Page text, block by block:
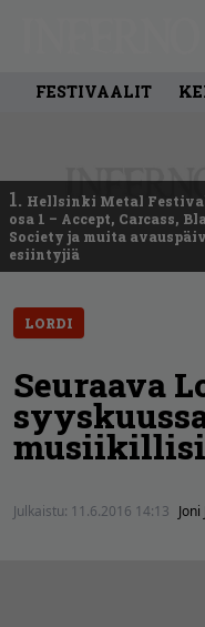
FESTIVAALIT
1. Hellsinki Metal
osa 1 – Accept, Carcass,
Society ja muita
esiintyjiä
LORDI
Seuraava
Julkaistu: 11.6.2016 14:13